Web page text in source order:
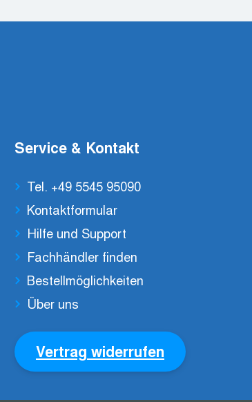
Service & Kontakt
Tel. +49 5545 95090
Kontaktformular
Hilfe und Support
Fachhändler finden
Bestellmöglichkeiten
Über uns
Vertrag widerrufen